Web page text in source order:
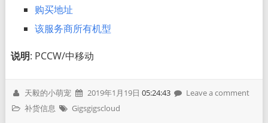
购买地址
该服务商所有机型
说明: PCCW/中移动
天毅的小萌宠 2019年1月19日 05:24:43
Leave a comment
补货信息
Gigsgigscloud